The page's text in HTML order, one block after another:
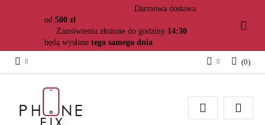
Darmowa dostawa
od 500 zł
Zamówienia złożone do godziny 14:30
będą wysłane tego samego dnia
Załóż konto
(0)